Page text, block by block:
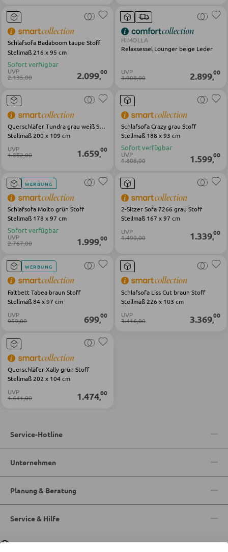
Einzelbetten
Komplette Schlafzimmer
MATRATZEN SHOP
Matratzenzubehör
Lattenroste
KLEIDERSCHRÄNKE
Schwebetürenschränke
Drehtürenschränke
SPIEGEL
Wandspiegel
Standspiegel
Schmink- und Kosmetikspiegel
BARMÖBEL
Bartische
Schminktische
Schlafsofa Badaboom taupe Stoff
Stellmaß 216 x 95 cm
Sofort verfügbar
UVP
2.135,00 2.099,00
HIMOLLA
Relaxsessel Lounger beige Leder
UVP
3.908,00 2.899,00
Querschläfer Tundra grau weiß Stoff
Stellmaß 200 x 109 cm
UVP
1.852,00 1.659,00
Schlafsofa Crazy grau Stoff
Stellmaß 188 x 93 cm
Sofort verfügbar
UVP
1.808,00 1.599,00
WERBUNG
Schlafsofa Molto grün Stoff
Stellmaß 178 x 97 cm
Sofort verfügbar
UVP
2.767,00 1.999,00
2-Sitzer Sofa 7266 grau Stoff
Stellmaß 167 x 97 cm
UVP
1.490,00 1.339,00
WERBUNG
Faltbett Tabea braun Stoff
Stellmaß 84 x 97 cm
UVP
959,00 699,00
Schlafsofa Liss Cut braun Stoff
Stellmaß 226 x 103 cm
UVP
3.416,00 3.369,00
Querschläfer Xally grün Stoff
Stellmaß 202 x 104 cm
UVP
1.641,00 1.474,00
Service-Hotline
Unternehmen
Planung & Beratung
Service & Hilfe
SpracheDeutsch|Italiano